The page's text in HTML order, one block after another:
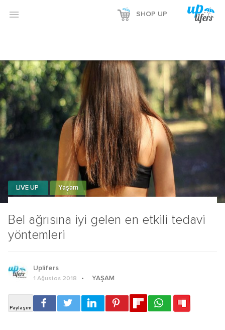
Reklamı Göster
Reklamı Gizle
 SHOP UP
Bel ağrısına iyi gelen en etkili tedavi
yöntemleri
LIVE UP Yaşam
Uplifers
1 Ağustos 2018 YAŞAM